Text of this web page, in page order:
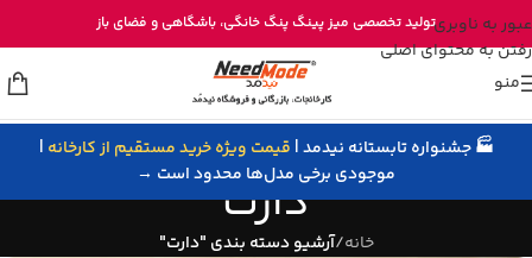
عبور به ناوبری
رفتن به محتوای اصلی
خرید مستقیم میز پینگ پنگ از تولیدی نیدمد
تولید تخصصی میز پینگ پنگ خانگی، باشگاهی و فضای باز
منو
🏭 جشنواره تابستانه نیدمد | قیمت ویژه خرید مستقیم از کارخانه |
موجودی برخی مدل‌ها محدود است →
دارت
خانه/آرشیو دسته بندی "دارت"